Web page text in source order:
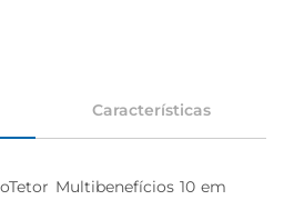
Características
Multibenefícios 10 em